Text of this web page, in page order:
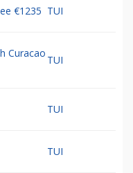
€1235 TUI
Curacao
TUI
TUI
TUI